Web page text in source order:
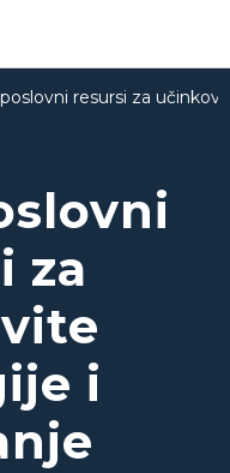
resursi za
za
i